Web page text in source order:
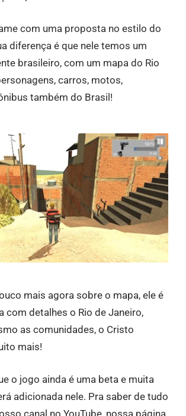
com uma proposta no estilo do
diferença é que nele temos um
brasileiro, com um mapa do Rio
carros, motos,
também do Brasil!
mais agora sobre o mapa, ele é
com detalhes o Rio de Janeiro,
as comunidades, o Cristo
mais!
o jogo ainda é uma beta e muita
adicionada nele. Pra saber de tudo